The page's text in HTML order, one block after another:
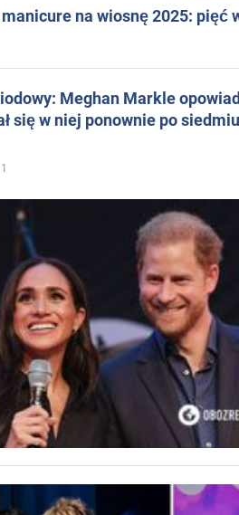
na wiosnę 2025: pięć
Meghan Markle
się w niej ponownie po
1